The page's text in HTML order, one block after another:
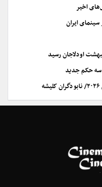
ایران
اودلاجان رسید
سه حکم جدید